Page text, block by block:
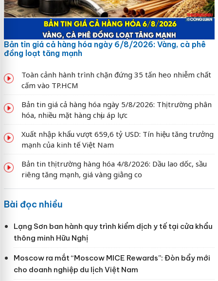
Bản tin giá cả hàng hóa ngày 6/8/2026: Vàng, cà phê
đồng loạt tăng mạnh
Toàn cảnh hành trình chặn đứng 35 tấn heo nhiễm chất
cấm vào TP.HCM
Bản tin giá cả hàng hóa ngày 5/8/2026: Thị trường phân
hóa, nhiều mặt hàng chịu áp lực
Xuất nhập khẩu vượt 659,6 tỷ USD: Tín hiệu tăng trưởng
mạnh của kinh tế Việt Nam
Bản tin thị trường hàng hóa 4/8/2026: Dầu lao dốc, sầu
riêng tăng mạnh, giá vàng giằng co
Bài đọc nhiều
Lạng Sơn ban hành quy trình kiểm dịch y tế tại cửa khẩu
thông minh Hữu Nghị
Moscow ra mắt “Moscow MICE Rewards”: Đòn bẩy mới
cho doanh nghiệp du lịch Việt Nam